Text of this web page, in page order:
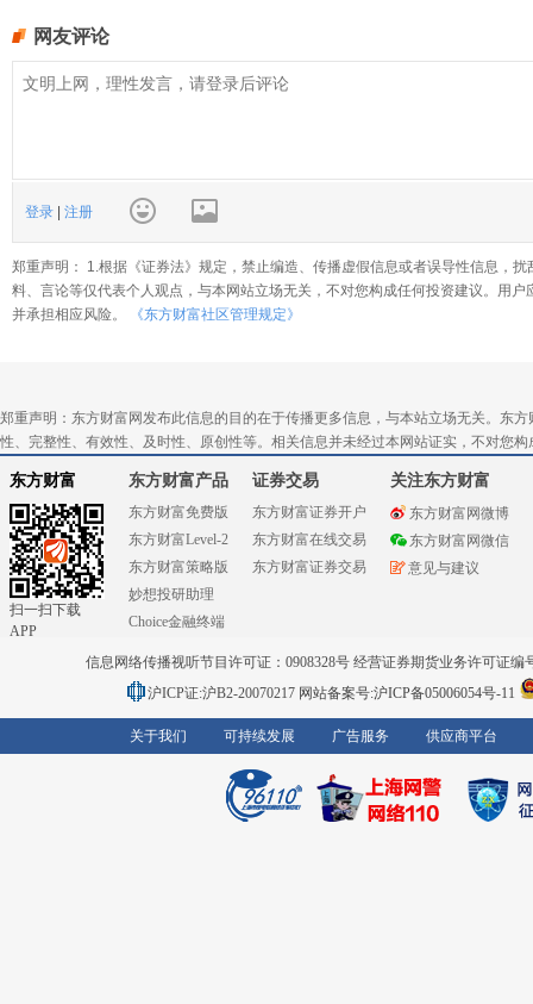
网友评论
登录 注册
郑重声明： 1.根据《证券法》规定，禁止编造、传播虚假信息或者误导性信息，
料、言论等仅代表个人观点，与本网站立场无关，不对您构成任何投资建议。用
并承担相应风险。
《东方财富社区管理规定》
郑重声明：东方财富网发布此信息的目的在于传播更多信息，与本站立场无关。东
性、完整性、有效性、及时性、原创性等。相关信息并未经过本网站证实，不对您
东方财富
扫一扫下载
APP
东方财富产品
东方财富免费版
东方财富Level-2
东方财富策略版
妙想投研助理
Choice金融终端
证券交易
东方财富证券开户
东方财富在线交易
东方财富证券交易
关注东方财富
东方财富网微博
东方财富网微信
意见与建议
信息网络传播视听节目许可证：0908328号 经营证券期货业务许可证编
沪ICP证:沪B2-20070217 网站备案号:沪ICP备05006054号-11
关于我们 可持续发展 广告服务 供应商平台